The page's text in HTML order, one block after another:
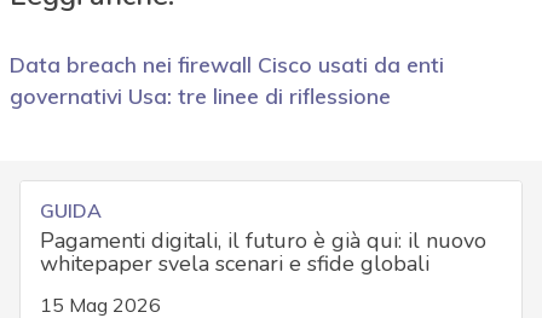
Data breach nei firewall Cisco usati da enti
governativi Usa: tre linee di riflessione
GUIDA
Pagamenti digitali, il futuro è già qui: il nuovo
whitepaper svela scenari e sfide globali
15 Mag 2026